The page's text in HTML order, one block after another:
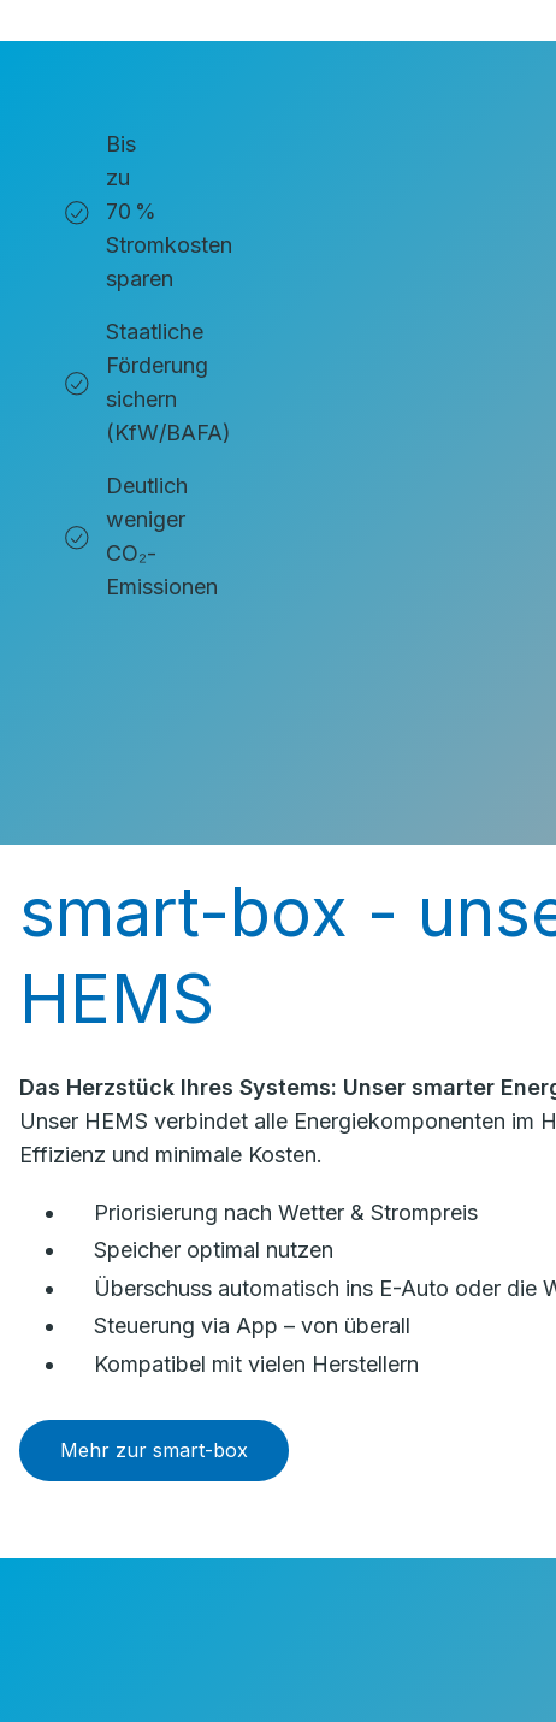
Bis
zu
70 %
Stromkosten
sparen
Staatliche
Förderung
sichern
(KfW/BAFA)
Deutlich
weniger
CO₂-
Emissionen
smart-box -
HEMS
Das Herzstück Ihres Systems: Unser smarter
Unser HEMS verbindet alle Energiekomponenten im
Effizienz und minimale Kosten.
Priorisierung nach Wetter & Strompreis
Speicher optimal nutzen
Überschuss automatisch ins E-Auto oder die
Steuerung via App – von überall
Kompatibel mit vielen Herstellern
Mehr zur smart-box